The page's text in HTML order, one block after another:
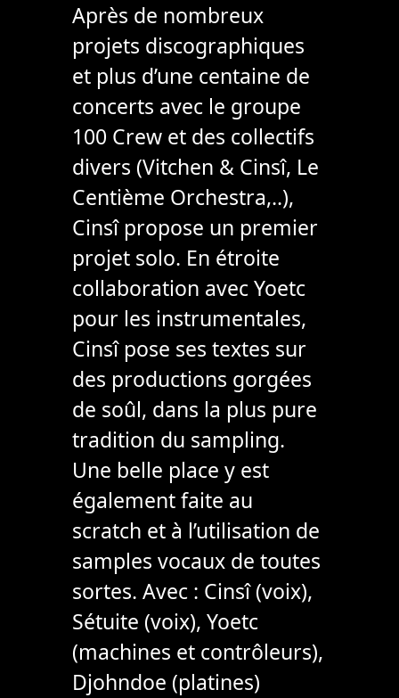
Après de nombreux
projets discographiques
et plus d’une centaine de
concerts avec le groupe
100 Crew et des collectifs
divers (Vitchen & Cinsî, Le
Centième Orchestra,..),
Cinsî propose un premier
projet solo. En étroite
collaboration avec Yoetc
pour les instrumentales,
Cinsî pose ses textes sur
des productions gorgées
de soûl, dans la plus pure
tradition du sampling.
Une belle place y est
également faite au
scratch et à l’utilisation de
samples vocaux de toutes
sortes. Avec : Cinsî (voix),
Sétuite (voix), Yoetc
(machines et contrôleurs),
Djohndoe (platines)